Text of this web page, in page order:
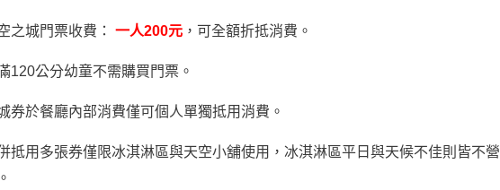
之城門票收費： 一人200元，可全額折抵消費。
120公分幼童不需購買門票。
券於餐廳內部消費僅可個人單獨抵用消費。
抵用多張券僅限冰淇淋區與天空小舖使用，冰淇淋區平日與天候不佳則皆不營